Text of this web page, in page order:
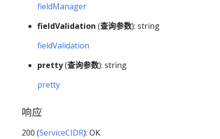
fieldManager
fieldValidation (查询参数): string
fieldValidation
pretty(查询参数): string
pretty
响应
200 (ServiceCIDR): OK